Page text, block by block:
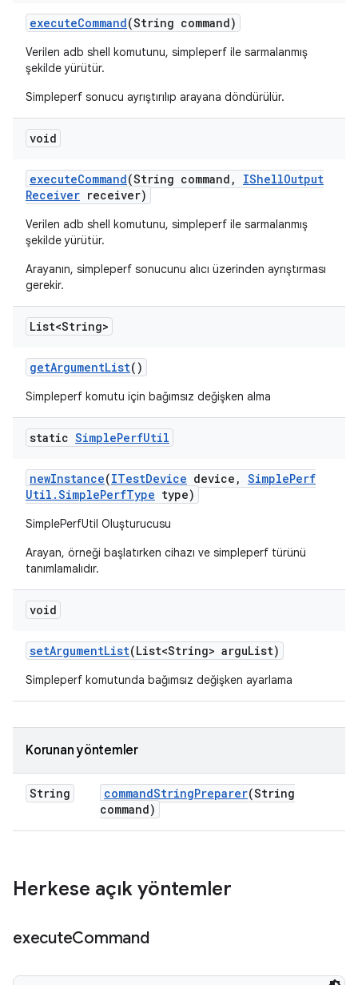
executeCommand(String command)
Verilen adb shell komutunu, simpleperf ile sarmalanmış
şekilde yürütür.
Simpleperf sonucu ayrıştırılıp arayana döndürülür.
void
executeCommand(String command , IShellOutput
Receiver receiver)
Verilen adb shell komutunu, simpleperf ile sarmalanmış
şekilde yürütür.
Arayanın, simpleperf sonucunu alıcı üzerinden ayrıştırması
gerekir.
List<String>
getArgumentList()
Simpleperf komutu için bağımsız değişken alma
static SimplePerfUtil
newInstance(ITestDevice device , SimplePerf
Util .SimplePerfType type)
SimplePerfUtil Oluşturucusu
Arayan, örneği başlatırken cihazı ve simpleperf türünü
tanımlamalıdır.
void
setArgumentList(List<String> arguList)
Simpleperf komutunda bağımsız değişken ayarlama
Korunan yöntemler
String commandStringPreparer(String
command)
Herkese açık yöntemler
executeCommand